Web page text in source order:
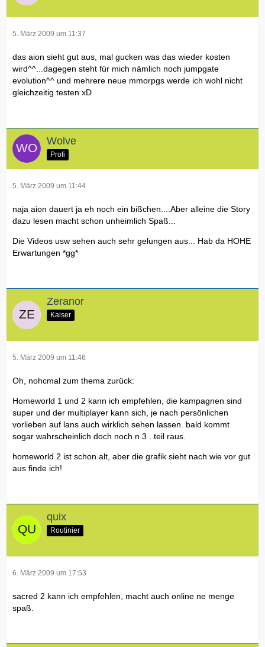
5. März 2009 um 11:37
das aion sieht gut aus, mal gucken was das wieder kosten
wird^^...dagegen steht für mich nämlich noch jumpgate
evolution^^ und mehrere neue mmorpgs werde ich wohl nicht
gleichzeitig testen xD
Wolve
Profi
5. März 2009 um 11:44
naja aion dauert ja eh noch ein bißchen....Aber alleine die Story
dazu lesen macht schon unheimlich Spaß...
Die Videos usw sehen auch sehr gelungen aus... Hab da HOHE
Erwartungen *gg*
Zeranor
Kaiser
5. März 2009 um 11:46
Oh, nohcmal zum thema zurück:
Homeworld 1 und 2 kann ich empfehlen, die kampagnen sind
super und der multiplayer kann sich, je nach persönlichen
vorlieben auf lans auch wirklich sehen lassen. bald kommt
sogar wahrscheinlich doch noch n 3 . teil raus.
homeworld 2 ist schon alt, aber die grafik sieht nach wie vor gut
aus finde ich!
quix
Routinier
6. März 2009 um 17:53
sacred 2 kann ich empfehlen, macht auch online ne menge
spaß.